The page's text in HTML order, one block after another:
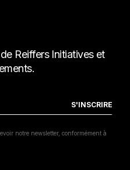
Reiffers Initiatives et
notre newsletter, conformément à
BY